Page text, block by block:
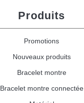
Produits
Promotions
Nouveaux produits
Bracelet montre
Bracelet montre connectée